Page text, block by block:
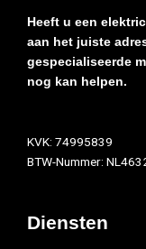
Heeft u een
aan het juiste
gespecialiseerde
nog kan helpen.
KVK: 74995839
BTW-Nummer:
Diensten